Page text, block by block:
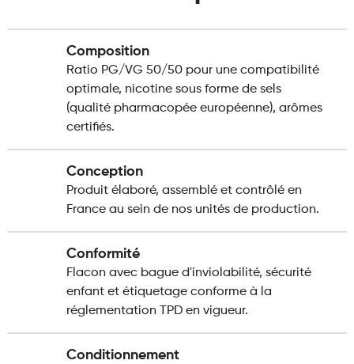
Composition
Ratio PG/VG 50/50 pour une compatibilité
optimale, nicotine sous forme de sels
(qualité pharmacopée européenne), arômes
certifiés.
Conception
Produit élaboré, assemblé et contrôlé en
France au sein de nos unités de production.
Conformité
Flacon avec bague d'inviolabilité, sécurité
enfant et étiquetage conforme à la
réglementation TPD en vigueur.
Conditionnement